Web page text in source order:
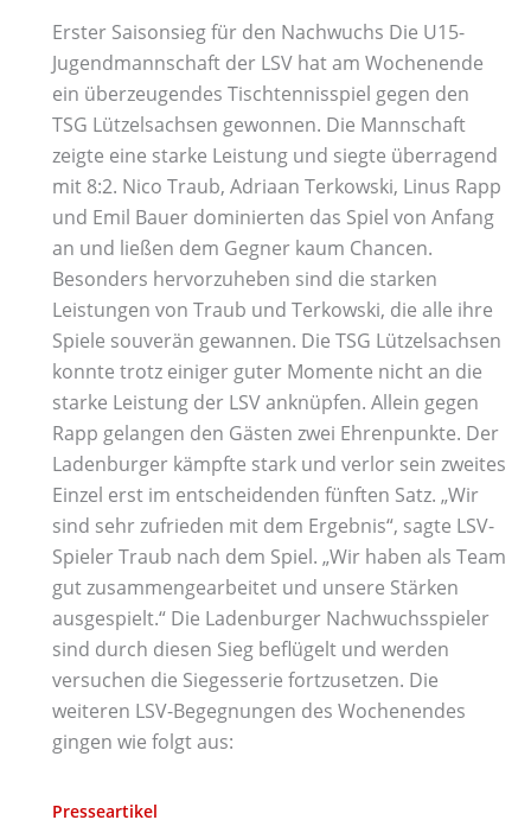
Erster Saisonsieg für den Nachwuchs Die U15-
Jugendmannschaft der LSV hat am Wochenende
ein überzeugendes Tischtennisspiel gegen den
TSG Lützelsachsen gewonnen. Die Mannschaft
zeigte eine starke Leistung und siegte überragend
mit 8:2. Nico Traub, Adriaan Terkowski, Linus Rapp
und Emil Bauer dominierten das Spiel von Anfang
an und ließen dem Gegner kaum Chancen.
Besonders hervorzuheben sind die starken
Leistungen von Traub und Terkowski, die alle ihre
Spiele souverän gewannen. Die TSG Lützelsachsen
konnte trotz einiger guter Momente nicht an die
starke Leistung der LSV anknüpfen. Allein gegen
Rapp gelangen den Gästen zwei Ehrenpunkte. Der
Ladenburger kämpfte stark und verlor sein zweites
Einzel erst im entscheidenden fünften Satz. „Wir
sind sehr zufrieden mit dem Ergebnis“, sagte LSV-
Spieler Traub nach dem Spiel. „Wir haben als Team
gut zusammengearbeitet und unsere Stärken
ausgespielt.“ Die Ladenburger Nachwuchsspieler
sind durch diesen Sieg beflügelt und werden
versuchen die Siegesserie fortzusetzen. Die
weiteren LSV-Begegnungen des Wochenendes
gingen wie folgt aus:
Presseartikel